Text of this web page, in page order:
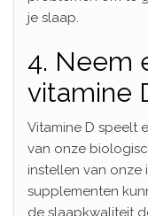
je slaap.
4. Neem
vitamine
Vitamine D speelt
van onze
instellen van onze
supplementen
de slaapkwaliteit